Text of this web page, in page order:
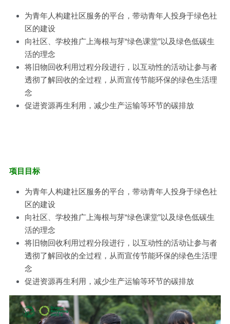
为青年人构建社区服务的平台，带动青年人投身于绿色社
区的建设
向社区、学校推广上海根与芽“绿色课堂”以及绿色低碳生
活的理念
将旧物回收利用过程分段进行，以互动性的活动让参与者
透彻了解回收的全过程，从而宣传节能环保的绿色生活理
念
促进资源再生利用，减少生产运输等环节的碳排放
项目目标
为青年人构建社区服务的平台，带动青年人投身于绿色社
区的建设
向社区、学校推广上海根与芽“绿色课堂”以及绿色低碳生
活的理念
将旧物回收利用过程分段进行，以互动性的活动让参与者
透彻了解回收的全过程，从而宣传节能环保的绿色生活理
念
促进资源再生利用，减少生产运输等环节的碳排放